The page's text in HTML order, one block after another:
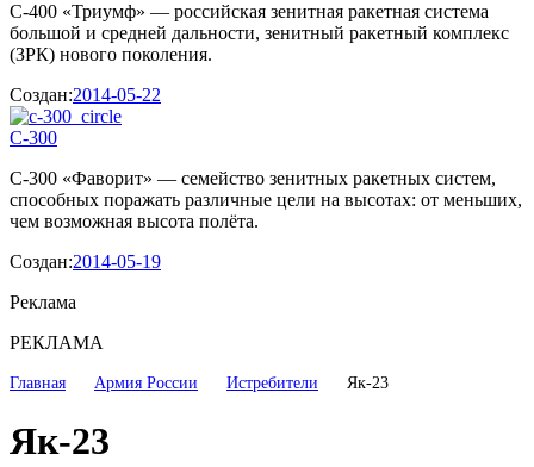
С-400 «Триумф» — российская зенитная ракетная система
большой и средней дальности, зенитный ракетный комплекс
(ЗРК) нового поколения.
Создан:2014-05-22
С-300
С-300 «Фаворит» — семейство зенитных ракетных систем,
способных поражать различные цели на высотах: от меньших,
чем возможная высота полёта.
Создан:2014-05-19
Реклама
РЕКЛАМА
Главная Армия России Истребители Як-23
Як-23